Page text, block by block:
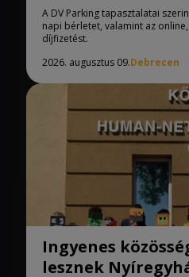
A DV Parking tapasztalatai
napi bérletet, valamint az
díjfizetést.
2026. augusztus 09.Debrecen
Ingyenes
lesznek